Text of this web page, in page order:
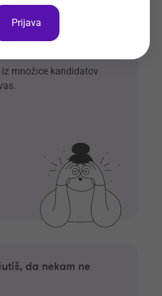
množice kandidatov
da nekam ne
Prijava